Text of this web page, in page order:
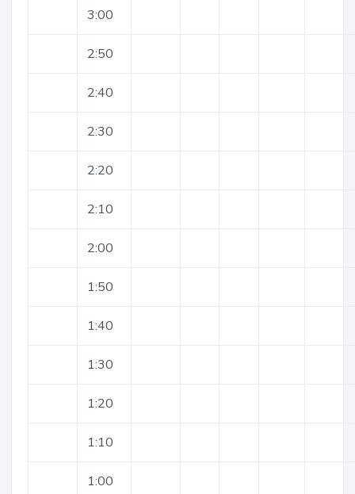
3:00
2:50
2:40
2:30
2:20
2:10
2:00
1:50
1:40
1:30
1:20
1:10
1:00